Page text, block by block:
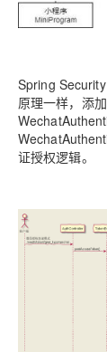
Spring
原理一样，添
证授权逻辑。